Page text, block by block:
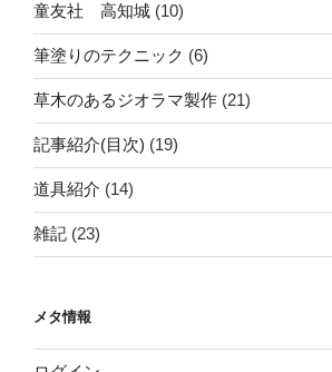
童友社 高知城 (10)
筆塗りのテクニック (6)
草木のあるジオラマ製作 (21)
記事紹介(目次) (19)
道具紹介 (14)
雑記 (23)
メタ情報